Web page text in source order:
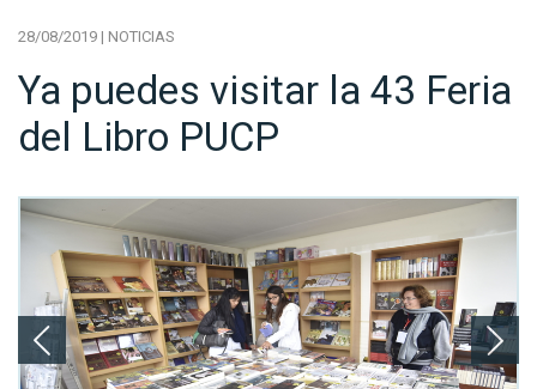
28/08/2019 | NOTICIAS
Ya puedes visitar la 43 Feria
del Libro PUCP